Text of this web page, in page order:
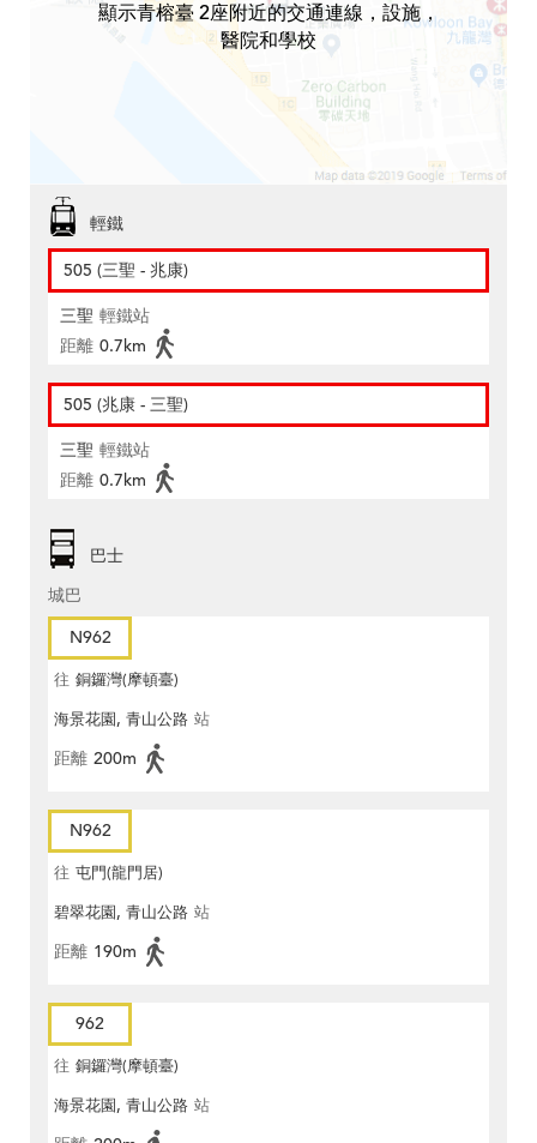
顯示青榕臺 2座附近的交通連線，設施，
醫院和學校
輕鐵
505 (三聖 - 兆康)
三聖 輕鐵站
距離 0.7km
505 (兆康 - 三聖)
三聖 輕鐵站
距離 0.7km
巴士
城巴
N962
往 銅鑼灣(摩頓臺)
海景花園, 青山公路 站
距離 200m
N962
往 屯門(龍門居)
碧翠花園, 青山公路 站
距離 190m
962
往 銅鑼灣(摩頓臺)
海景花園, 青山公路 站